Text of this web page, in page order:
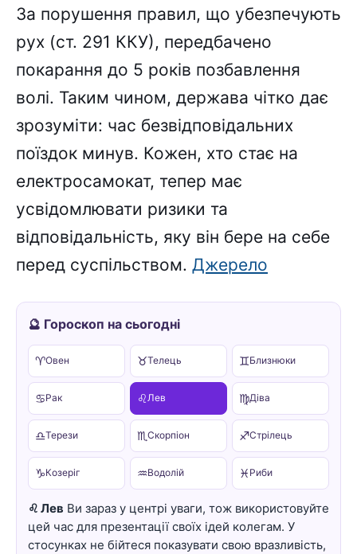
За порушення правил, що убезпечують
рух (ст. 291 ККУ), передбачено
покарання до 5 років позбавлення
волі. Таким чином, держава чітко дає
зрозуміти: час безвідповідальних
поїздок минув. Кожен, хто стає на
електросамокат, тепер має
усвідомлювати ризики та
відповідальність, яку він бере на себе
перед суспільством. Джерело
🔮 Гороскоп на сьогодні
♈Овен ♉Телець ♊Близнюки
♋Рак ♌Лев ♍Діва
♎Терези ♏Скорпіон ♐Стрілець
♑Козеріг ♒Водолій ♓ Риби
♌ Лев Ви зараз у центрі уваги, тож використовуйте
цей час для презентації своїх ідей колегам. У
стосунках не бійтеся показувати свою вразливість,